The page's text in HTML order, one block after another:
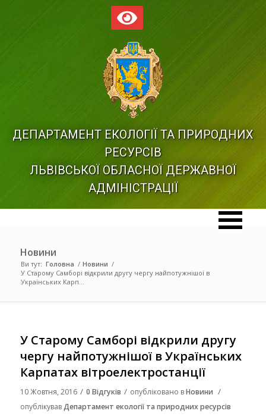
ДЕПАРТАМЕНТ ЕКОЛОГІЇ ТА ПРИРОДНИХ
РЕСУРСІВ
ЛЬВІВСЬКОЇ ОБЛАСНОЇ ДЕРЖАВНОЇ
АДМІНІСТРАЦІЇ
Новини
Ви тут: Головна / Новини /
У Старому Самборі відкрили другу чергу найпотужнішої в
Українських Карп...
У Старому Самборі відкрили другу
чергу найпотужнішої в Українських
Карпатах вітроелектростанції
10 Жовтня, 2016 / 0 Відгуків / опубліковано вНовини /
опублікувавДепартамент екології та природних ресурсів